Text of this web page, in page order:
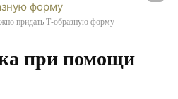
придать Т-образную форму
при помощи